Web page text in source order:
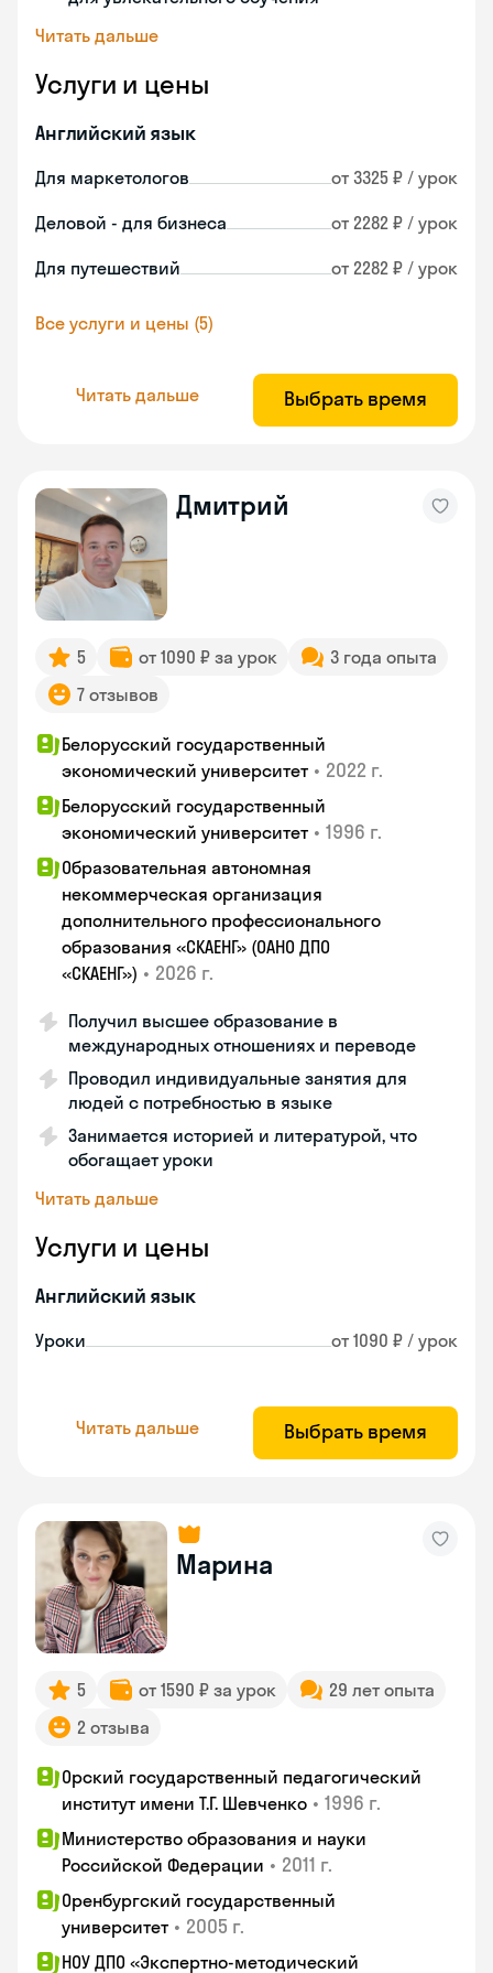
Читать дальше
Услуги и цены
Английский язык
Для маркетологов от 3325 ₽ / урок
Деловой - для бизнеса от 2282 ₽ / урок
Для путешествий от 2282 ₽ / урок
Все услуги и цены (5)
Читать дальше Выбрать время
Дмитрий
5 от 1090 ₽ за урок
3 года опыта
7 отзывов
Белорусский государственный
экономический университет • 2022 г.
Белорусский государственный
экономический университет • 1996 г.
Образовательная автономная
некоммерческая организация
дополнительного профессионального
образования «СКАЕНГ» (ОАНО ДПО
«СКАЕНГ») • 2026 г.
Получил высшее образование в
международных отношениях и переводе
Проводил индивидуальные занятия для
людей с потребностью в языке
Занимается историей и литературой, что
обогащает уроки
Читать дальше
Услуги и цены
Английский язык
Уроки от 1090 ₽ / урок
Читать дальше Выбрать время
Марина
5 от 1590 ₽ за урок
29 лет опыта
2 отзыва
Орский государственный педагогический
институт имени Т.Г. Шевченко • 1996 г.
Министерство образования и науки
Российской Федерации • 2011 г.
Оренбургский государственный
университет • 2005 г.
НОУ ДПО «Экспертно-методический